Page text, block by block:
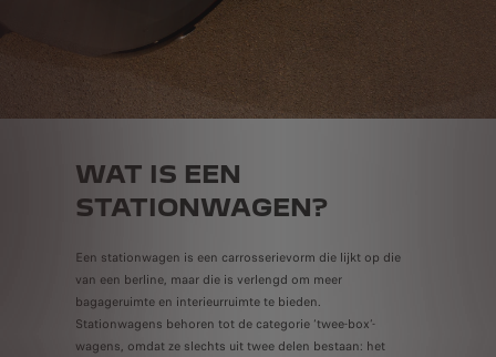
WAT IS EEN
STATIONWAGEN?
Een stationwagen is een carrosserievorm die lijkt op die
van een berline, maar die is verlengd om meer
bagageruimte en interieurruimte te bieden.
Stationwagens behoren tot de categorie ‘twee-box’-
wagens, omdat ze slechts uit twee delen bestaan: het